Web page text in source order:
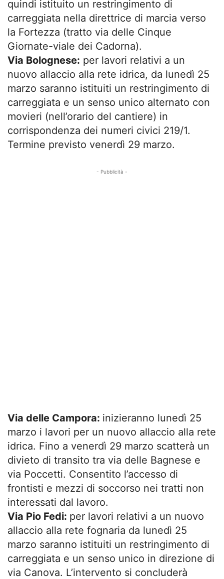
quindi istituito un restringimento di
carreggiata nella direttrice di marcia verso
la Fortezza (tratto via delle Cinque
Giornate-viale dei Cadorna).
Via Bolognese: per lavori relativi a un
nuovo allaccio alla rete idrica, da lunedì 25
marzo saranno istituiti un restringimento di
carreggiata e un senso unico alternato con
movieri (nell’orario del cantiere) in
corrispondenza dei numeri civici 219/1.
Termine previsto venerdì 29 marzo.
- Pubblicità -
Via delle Campora: inizieranno lunedì 25
marzo i lavori per un nuovo allaccio alla rete
idrica. Fino a venerdì 29 marzo scatterà un
divieto di transito tra via delle Bagnese e
via Poccetti. Consentito l’accesso di
frontisti e mezzi di soccorso nei tratti non
interessati dal lavoro.
Via Pio Fedi: per lavori relativi a un nuovo
allaccio alla rete fognaria da lunedì 25
marzo saranno istituiti un restringimento di
carreggiata e un senso unico in direzione di
via Canova. L’intervento si concluderà